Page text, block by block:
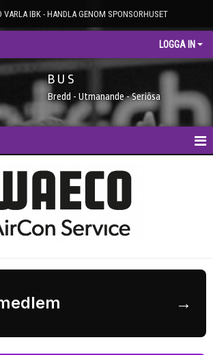
VARLA IBK - HANDLA GENOM SPONSORHUSET
LOGGA IN
B U S
Bredd - Utmanande - Seriösa
→